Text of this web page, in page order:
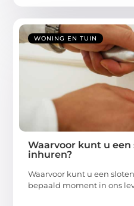
WONING EN TUIN
Waarvoor kunt u
inhuren?
Waarvoor kunt u een
bepaald moment in ons